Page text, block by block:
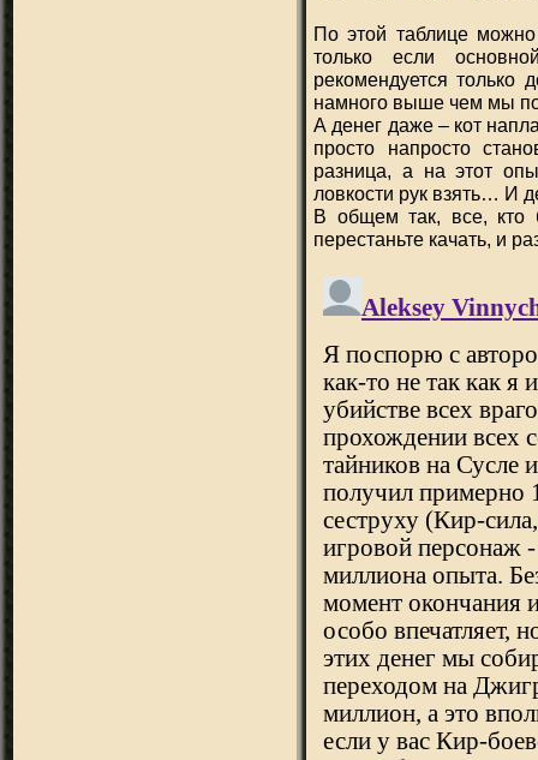
По этой таблице можно
только если
рекомендуется
намного выше чем мы
А денег даже – кот
просто напросто
разница, а на этот
ловкости рук взять… И
В общем так, все, кто
перестаньте качать, и